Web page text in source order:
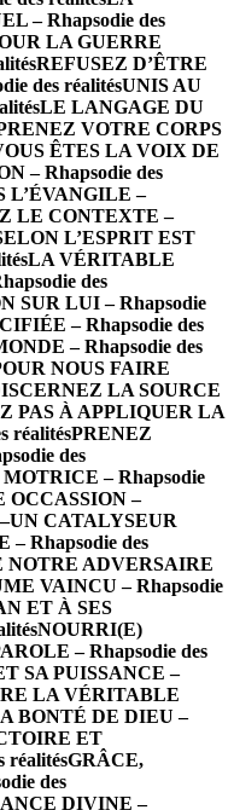
– Rhapsodie des
LA GUERRE
REFUSEZ D’ÊTRE
des réalitésUNIS AU
LE LANGAGE DU
VOTRE CORPS
ÊTES LA VOIX DE
– Rhapsodie des
L’ÉVANGILE –
LE CONTEXTE –
L’ESPRIT EST
LA VÉRITABLE
des
SUR LUI – Rhapsodie
– Rhapsodie des
– Rhapsodie des
NOUS FAIRE
LA SOURCE
PAS À APPLIQUER LA
réalitésPRENEZ
des
– Rhapsodie
OCCASSION –
CATALYSEUR
Rhapsodie des
NOTRE ADVERSAIRE
VAINCU – Rhapsodie
ET À SES
NOURRI(E)
– Rhapsodie des
SA PUISSANCE –
LA VÉRITABLE
BONTÉ DE DIEU –
ET
réalitésGRÂCE,
des
DIVINE –